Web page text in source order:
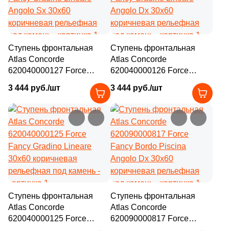
Ступень фронтальная
Atlas Concorde
620040000127 Force
Angolo Sx 30x60
коричневая рельефная
под камень
3 444 руб./шт
Ступень фронтальная
Atlas Concorde
620040000126 Force
Angolo Dx 30x60
коричневая рельефная
под камень
3 444 руб./шт
Ступень фронтальная
Atlas Concorde
620040000125 Force
Ступень фронтальная
Atlas Concorde
620090000817 Force